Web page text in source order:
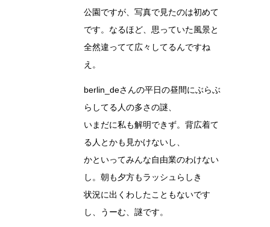
公園ですが、写真で見たのは初めて
です。なるほど、思っていた風景と
全然違ってて広々してるんですね
え。
berlin_deさんの平日の昼間にぶらぶ
らしてる人の多さの謎、
いまだに私も解明できず。背広着て
る人とかも見かけないし、
かといってみんな自由業のわけない
し。朝も夕方もラッシュらしき
状況に出くわしたこともないです
し、うーむ、謎です。